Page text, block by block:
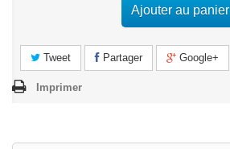
Ajouter au panier
Tweet Partager Google+
Imprimer